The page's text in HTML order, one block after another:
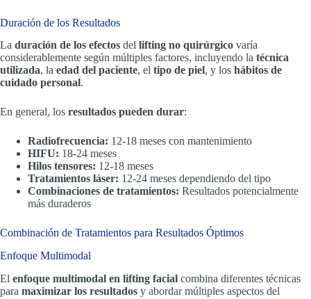
Duración de los Resultados
La duración de los efectos del lifting no quirúrgico varía
considerablemente según múltiples factores, incluyendo la técnica
utilizada, la edad del paciente, el tipo de piel, y los hábitos de
cuidado personal.
En general, los resultados pueden durar:
Radiofrecuencia: 12-18 meses con mantenimiento
HIFU: 18-24 meses
Hilos tensores: 12-18 meses
Tratamientos láser: 12-24 meses dependiendo del tipo
Combinaciones de tratamientos: Resultados potencialmente
más duraderos
Combinación de Tratamientos para Resultados Óptimos
Enfoque Multimodal
El enfoque multimodal en lifting facial combina diferentes técnicas
para maximizar los resultados y abordar múltiples aspectos del